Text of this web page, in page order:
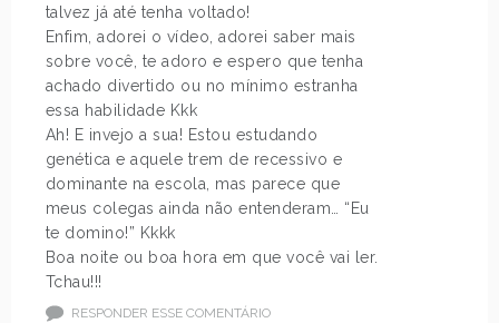
talvez já até tenha voltado!
Enfim, adorei o vídeo, adorei saber mais
sobre você, te adoro e espero que tenha
achado divertido ou no mínimo estranha
essa habilidade Kkk
Ah! E invejo a sua! Estou estudando
genética e aquele trem de recessivo e
dominante na escola, mas parece que
meus colegas ainda não entenderam… “Eu
te domino!” Kkkk
Boa noite ou boa hora em que você vai ler.
Tchau!!!
RESPONDER ESSE COMENTÁRIO